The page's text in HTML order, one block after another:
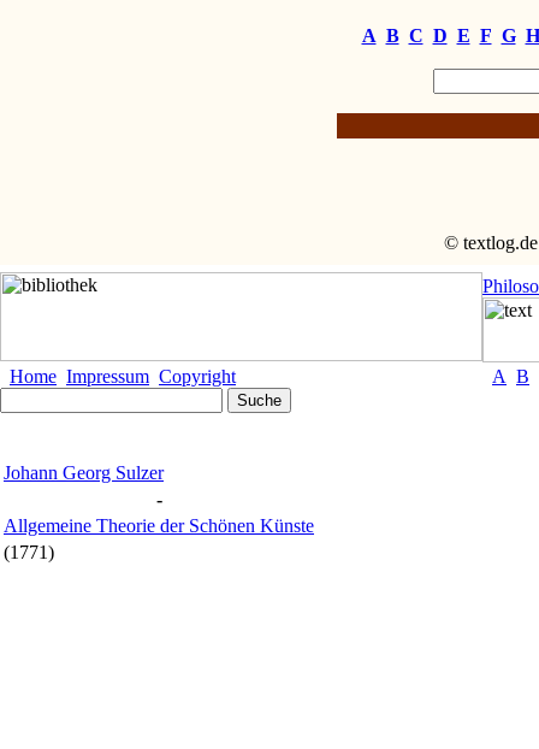
A B C D E F G H
© textlog.de
Home Impressum Copyright A B
Johann Georg Sulzer
-
Allgemeine Theorie der Schönen Künste
(1771)